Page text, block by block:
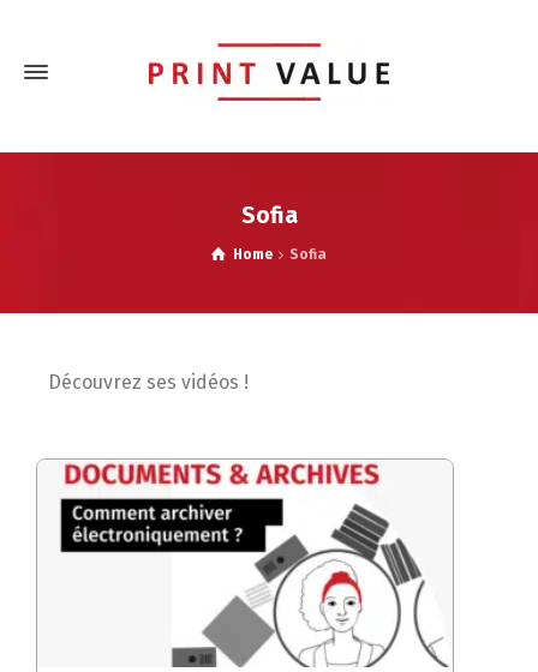
Sofia
Home Sofia
Découvrez ses vidéos !